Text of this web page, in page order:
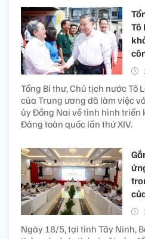
Tô
Tổng Bí thư, Chủ tịch nước Tô
của Trung ương đã làm việc
ủy Đồng Nai về tình hình triển
Đảng toàn quốc lần thứ XIV.
Ngày 18/5, tại tỉnh Tây Ninh,